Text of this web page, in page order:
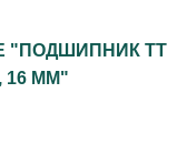
"ПОДШИПНИК TT
16 ММ"